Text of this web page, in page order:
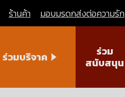
ร้านค้า มอบมรดกส่งต่อความรัก
ร่วมบริจาค
ร่วม
สนับสนุน